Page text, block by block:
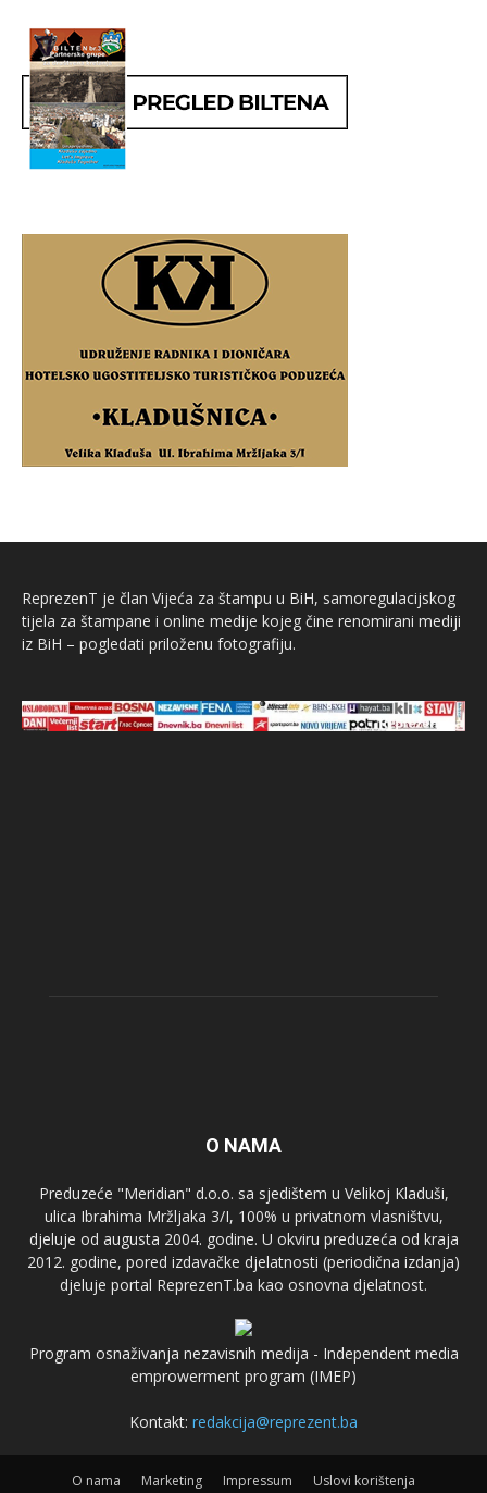
ReprezenT je član Vijeća za štampu u BiH, samoregulacijskog
tijela za štampane i online medije kojeg čine renomirani mediji
iz BiH – pogledati priloženu fotografiju.
O NAMA
Preduzeće "Meridian" d.o.o. sa sjedištem u Velikoj Kladuši,
ulica Ibrahima Mržljaka 3/I, 100% u privatnom vlasništvu,
djeluje od augusta 2004. godine. U okviru preduzeća od kraja
2012. godine, pored izdavačke djelatnosti (periodična izdanja)
djeluje portal ReprezenT.ba kao osnovna djelatnost.
Program osnaživanja nezavisnih medija - Independent media
emprowerment program (IMEP)
Kontakt: redakcija@reprezent.ba
O nama Marketing Impressum Uslovi korištenja